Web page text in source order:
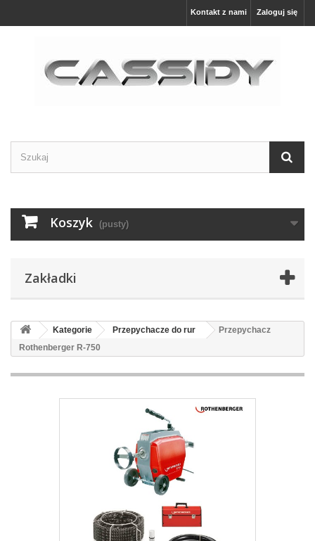
Zaloguj się
Kontakt z nami
Koszyk (pusty)
Zakładki
Kategorie Przepychacze do rur
Przepychacz
Rothenberger R-750